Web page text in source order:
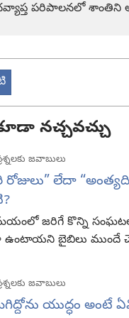
పరిపాలనలో శాంతిని
నచ్చవచ్చు
జవాబులు
రోజులు” లేదా
జరిగే కొన్ని
ఉంటాయని బైబిలు ముందే
జవాబులు
యుద్ధం అంటే